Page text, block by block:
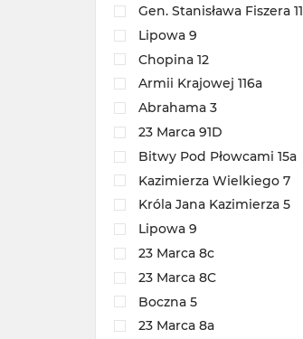
Gen. Stanisława Fiszera 11
Lipowa 9
Chopina 12
Armii Krajowej 116a
Abrahama 3
23 Marca 91D
Bitwy Pod Płowcami 15a
Kazimierza Wielkiego 7
Króla Jana Kazimierza 5
Lipowa 9
23 Marca 8c
23 Marca 8C
Boczna 5
23 Marca 8a